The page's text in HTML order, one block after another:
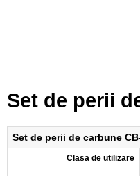
Set de perii
Set de perii de carbune
Clasa de utilizare